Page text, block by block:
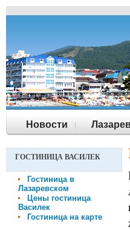
Новости
ГОСТИНИЦА ВАСИЛЕК
Гостиница в
Лазаревском
Цены гостиница
Василек
Гостиница на карте